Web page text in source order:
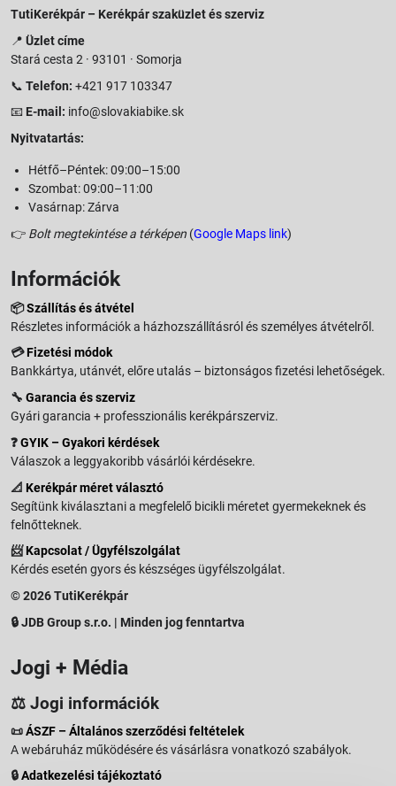
TutiKerékpár – Kerékpár szaküzlet és szerviz
📍 Üzlet címe
Stará cesta 2 · 93101 · Somorja
📞 Telefon: +421 917 103347
📧 E-mail: info@slovakiabike.sk
Nyitvatartás:
Hétfő–Péntek: 09:00–15:00
Szombat: 09:00–11:00
Vasárnap: Zárva
👉 Bolt megtekintése a térképen (Google Maps link)
Információk
📦Szállítás és átvétel
Részletes információk a házhozszállításról és személyes átvételről.
💳Fizetési módok
Bankkártya, utánvét, előre utalás – biztonságos fizetési lehetőségek.
🔧 Garancia és szerviz
Gyári garancia + professzionális kerékpárszerviz.
❓GYIK – Gyakori kérdések
Válaszok a leggyakoribb vásárlói kérdésekre.
📐 Kerékpár méret választó
Segítünk kiválasztani a megfelelő bicikli méretet gyermekeknek és
felnőtteknek.
📨Kapcsolat / Ügyfélszolgálat
Kérdés esetén gyors és készséges ügyfélszolgálat.
© 2026 TutiKerékpár
🔒 JDB Group s.r.o. | Minden jog fenntartva
Jogi + Média
⚖️ Jogi információk
📜ÁSZF – Általános szerződési feltételek
A webáruház működésére és vásárlásra vonatkozó szabályok.
🔒Adatkezelési tájékoztató